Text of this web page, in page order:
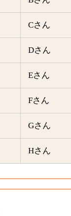
Cさん
Dさん
Eさん
Fさん
Gさん
Hさん